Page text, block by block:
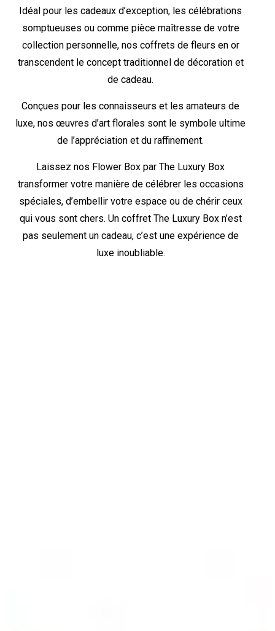
Idéal pour les cadeaux d’exception, les célébrations
somptueuses ou comme pièce maîtresse de votre
collection personnelle, nos coffrets de fleurs en or
transcendent le concept traditionnel de décoration et
de cadeau.
Conçues pour les connaisseurs et les amateurs de
luxe, nos œuvres d’art florales sont le symbole ultime
de l’appréciation et du raffinement.
Laissez nos Flower Box par The Luxury Box
transformer votre manière de célébrer les occasions
spéciales, d’embellir votre espace ou de chérir ceux
qui vous sont chers. Un coffret The Luxury Box n’est
pas seulement un cadeau, c’est une expérience de
luxe inoubliable.